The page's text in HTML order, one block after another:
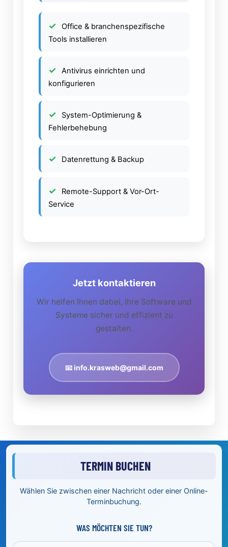
Office & branchenspezifische
Tools installieren
Antivirus einrichten und
konfigurieren
System-Optimierung &
Fehlerbehebung
Datenrettung & Backup
Remote-Support & Vor-Ort-
Service
Jetzt kontaktieren
Wir helfen Ihnen dabei, Ihre Software und
Systeme sicher und effizient zu
gestalten.
📧 info.krasweb@gmail.com
TERMIN BUCHEN
Wählen Sie zwischen einer Nachricht oder einer Online-
Terminbuchung.
WAS MÖCHTEN SIE TUN?
}